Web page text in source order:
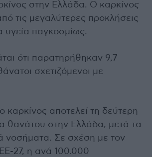
στην Ελλάδα. Ο καρκίνος
τις μεγαλύτερες προκλήσεις
υγεία παγκοσμίως.
ότι παρατηρήθηκαν 9,7
σχετιζόμενοι με
καρκίνος αποτελεί τη δεύτερη
θανάτου στην Ελλάδα, μετά τα
νοσήματα. Σε σχέση με τον
27, η ανά 100.000